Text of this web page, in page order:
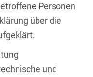
Personen
über die
und